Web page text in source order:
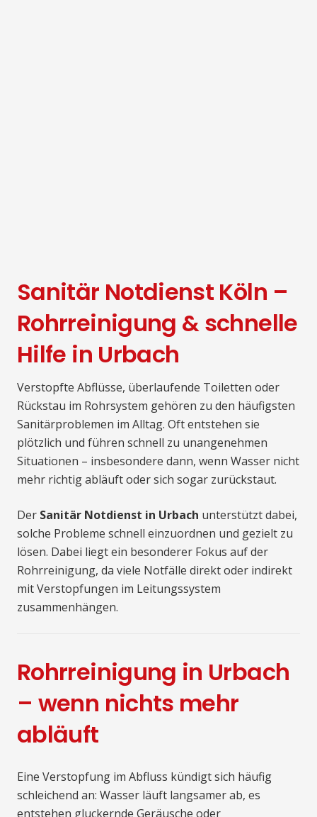
Sanitär Notdienst Köln –
Rohrreinigung & schnelle
Hilfe in Urbach
Verstopfte Abflüsse, überlaufende Toiletten oder
Rückstau im Rohrsystem gehören zu den häufigsten
Sanitärproblemen im Alltag. Oft entstehen sie
plötzlich und führen schnell zu unangenehmen
Situationen – insbesondere dann, wenn Wasser nicht
mehr richtig abläuft oder sich sogar zurückstaut.
Der Sanitär Notdienst in Urbach unterstützt dabei,
solche Probleme schnell einzuordnen und gezielt zu
lösen. Dabei liegt ein besonderer Fokus auf der
Rohrreinigung, da viele Notfälle direkt oder indirekt
mit Verstopfungen im Leitungssystem
zusammenhängen.
Rohrreinigung in Urbach
– wenn nichts mehr
abläuft
Eine Verstopfung im Abfluss kündigt sich häufig
schleichend an: Wasser läuft langsamer ab, es
entstehen gluckernde Geräusche oder